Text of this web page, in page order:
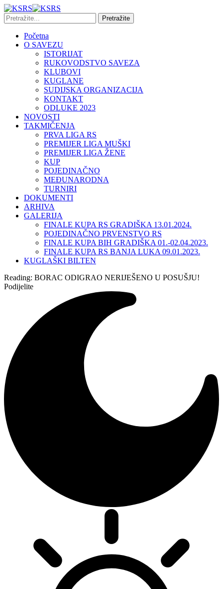
Početna
O SAVEZU
ISTORIJAT
RUKOVODSTVO SAVEZA
KLUBOVI
KUGLANE
SUDIJSKA ORGANIZACIJA
KONTAKT
ODLUKE 2023
NOVOSTI
TAKMIČENJA
PRVA LIGA RS
PREMIJER LIGA MUŠKI
PREMIJER LIGA ŽENE
KUP
POJEDINAČNO
MEĐUNARODNA
TURNIRI
DOKUMENTI
ARHIVA
GALERIJA
FINALE KUPA RS GRADIŠKA 13.01.2024.
POJEDINAČNO PRVENSTVO RS
FINALE KUPA BIH GRADIŠKA 01.-02.04.2023.
FINALE KUPA RS BANJA LUKA 09.01.2023.
KUGLAŠKI BILTEN
Reading: BORAC ODIGRAO NERIJEŠENO U POSUŠJU!
Podijelite